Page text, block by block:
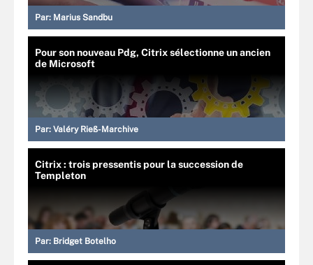
Par: Marius Sandbu
Pour son nouveau Pdg, Citrix sélectionne un ancien
de Microsoft
Par: Valéry Rieß-Marchive
Citrix : trois pressentis pour la succession de
Templeton
Par: Bridget Botelho